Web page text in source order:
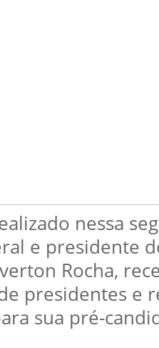
nessa
e presidente
Rocha,
presidentes e
sua pré-